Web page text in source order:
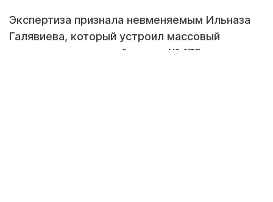
Экспертиза признала невменяемым Ильназа
Галявиева, который устроил массовый
расстрел в казанской школе № 175, передает